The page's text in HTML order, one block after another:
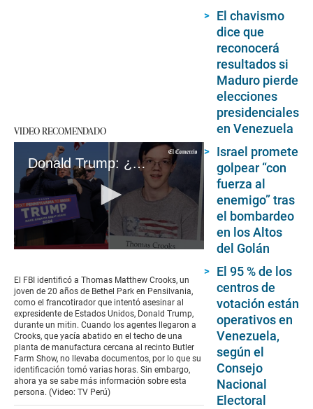
VIDEO RECOMENDADO
Donald Trump: ¿Quién era Thomas Matthew Crooks, el joven que intentó asesinar al expresidente?
of
9
minutes,
14
seconds
El FBI identificó a Thomas Matthew Crooks, un
joven de 20 años de Bethel Park en Pensilvania,
como el francotirador que intentó asesinar al
expresidente de Estados Unidos, Donald Trump,
durante un mitin. Cuando los agentes llegaron a
Crooks, que yacía abatido en el techo de una
planta de manufactura cercana al recinto Butler
Farm Show, no llevaba documentos, por lo que su
identificación tomó varias horas. Sin embargo,
ahora ya se sabe más información sobre esta
persona. (Video: TV Perú)
El chavismo
dice que
reconocerá
resultados si
Maduro pierde
elecciones
presidenciales
en Venezuela
Israel promete
golpear “con
fuerza al
enemigo” tras
el bombardeo
en los Altos
del Golán
El 95 % de los
centros de
votación están
operativos en
Venezuela,
según el
Consejo
Nacional
Electoral